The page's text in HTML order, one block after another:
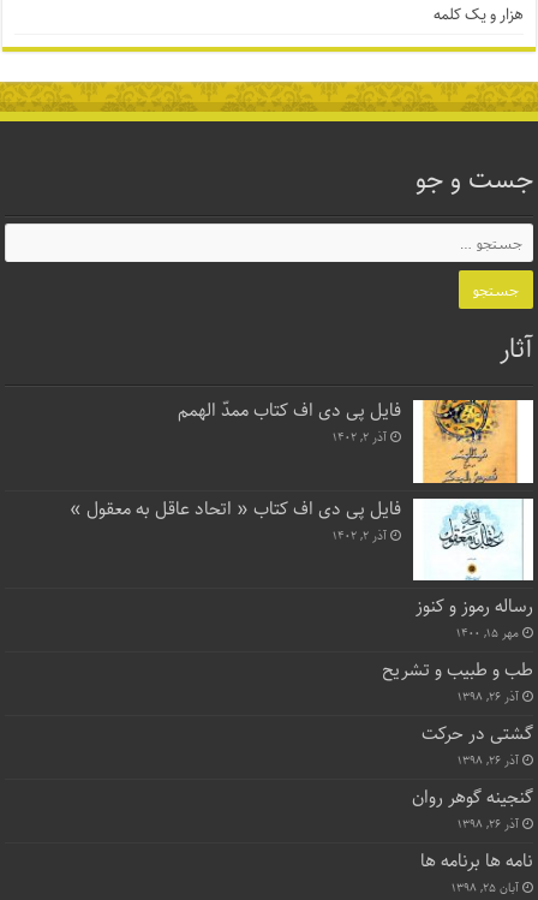
هزار و یک کلمه
جست و جو
آثار
فایل پی دی اف کتاب ممدّ الهمم
آذر ۲, ۱۴۰۲
فایل پی دی اف کتاب « اتحاد عاقل به معقول »
آذر ۲, ۱۴۰۲
رساله رموز و کنوز
مهر ۱۵, ۱۴۰۰
طب و طبیب و تشریح
آذر ۲۶, ۱۳۹۸
گشتی در حرکت
آذر ۲۶, ۱۳۹۸
گنجینه گوهر روان
آذر ۲۶, ۱۳۹۸
نامه ها برنامه ها
آبان ۲۵, ۱۳۹۸